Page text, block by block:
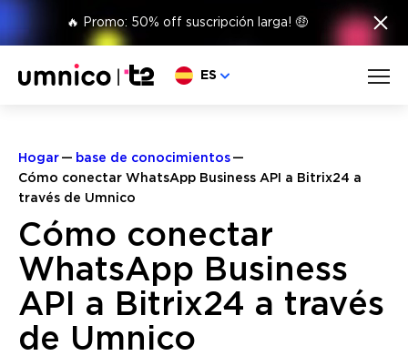
🔥 Promo: 50% off suscripción larga! 🤑 ×
Elige lengua
ES
Hogar
base de conocimientos
Cómo conectar WhatsApp Business API a Bitrix24 a
través de Umnico
Cómo conectar
WhatsApp Business
API a Bitrix24 a través
de Umnico